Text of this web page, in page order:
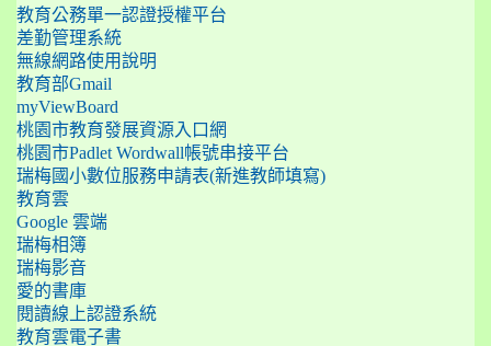
教育公務單一認證授權平台
差勤管理系統
無線網路使用說明
教育部Gmail
myViewBoard
桃園市教育發展資源入口網
桃園市Padlet Wordwall帳號串接平台
瑞梅國小數位服務申請表(新進教師填寫)
教育雲
Google 雲端
瑞梅相簿
瑞梅影音
愛的書庫
閱讀線上認證系統
教育雲電子書